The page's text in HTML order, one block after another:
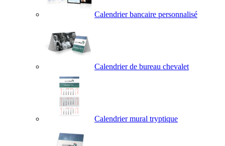
Calendrier bancaire personnalisé
Calendrier de bureau chevalet
Calendrier mural tryptique